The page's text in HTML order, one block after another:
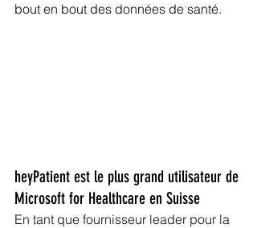
bout en bout des données de santé.
heyPatient est le plus grand utilisateur de
Microsoft for Healthcare en Suisse
En tant que fournisseur leader pour la